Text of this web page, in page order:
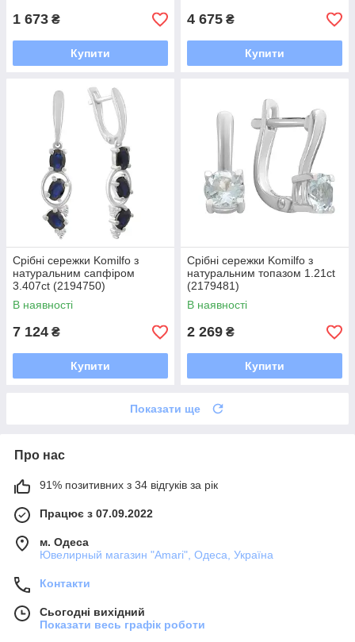
1 673 ₴
Купити
4 675 ₴
Купити
Срібні сережки Komilfo з
натуральним сапфіром
3.407ct (2194750)
В наявності
7 124 ₴
Купити
Срібні сережки Komilfo з
натуральним топазом 1.21ct
(2179481)
В наявності
2 269 ₴
Купити
Показати ще
Про нас
91% позитивних з 34 відгуків за рік
Працює з 07.09.2022
м. Одеса
Ювелирный магазин "Amari", Одеса, Україна
Контакти
Сьогодні вихідний
Показати весь графік роботи